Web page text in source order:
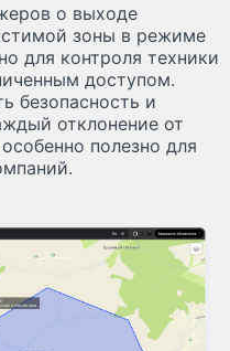
о выходе
зоны в режиме
для контроля техники
доступом.
безопасность и
отклонение от
полезно для